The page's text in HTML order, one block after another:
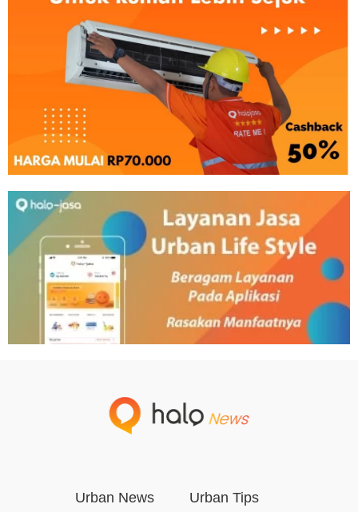
Urban News Urban Tips